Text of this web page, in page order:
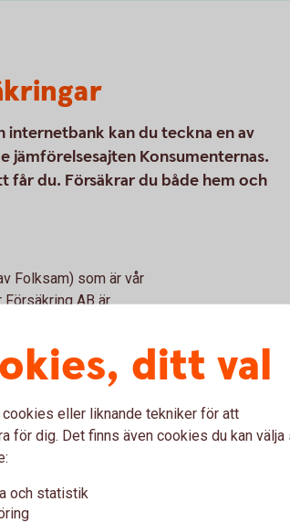
internetbank kan du teckna en av
jämförelsesajten Konsumenternas.
får du. Försäkrar du både hem och
Folksam) som är vår
AB är
Bilförsäkringen är inte
för alla bilmärken,ditt val
cookies eller liknande tekniker för att
för dig. Det finns även cookies du kan välja
och statistik